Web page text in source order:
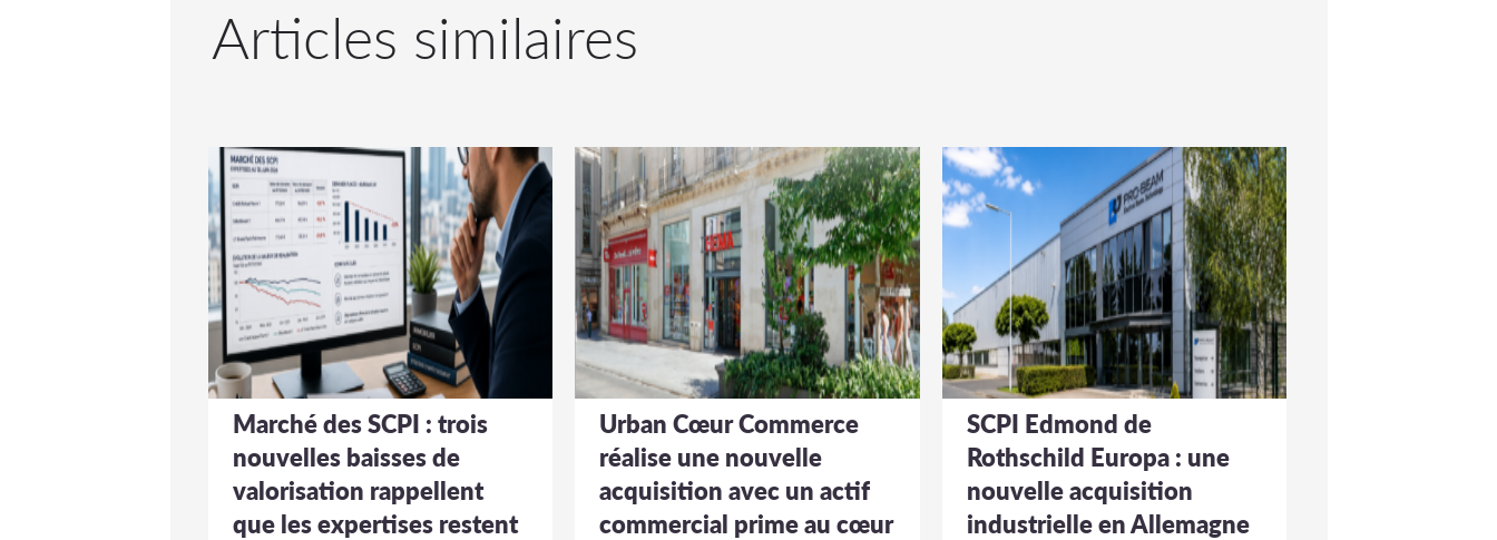
Articles similaires
Marché des SCPI : trois
nouvelles baisses de
valorisation rappellent
que les expertises restent
Urban Cœur Commerce
réalise une nouvelle
acquisition avec un actif
commercial prime au cœur
SCPI Edmond de
Rothschild Europa : une
nouvelle acquisition
industrielle en Allemagne